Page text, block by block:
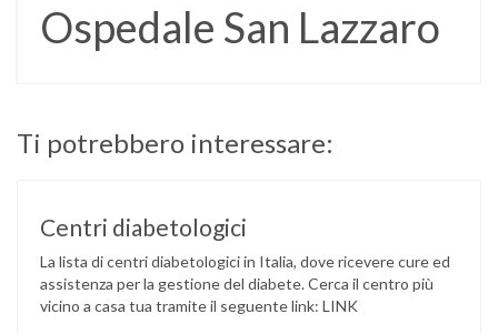
Ospedale San Lazzaro
Ti potrebbero interessare:
Centri diabetologici
La lista di centri diabetologici in Italia, dove ricevere cure ed
assistenza per la gestione del diabete. Cerca il centro più
vicino a casa tua tramite il seguente link: LINK